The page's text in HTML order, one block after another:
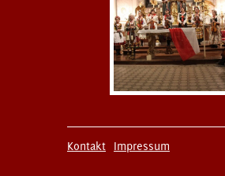
Kontakt Impressum